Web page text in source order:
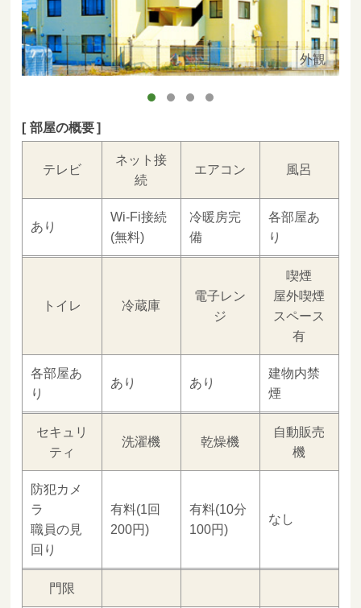
外観
部屋の概要
テレビ
ネット接
続
エアコン 風呂
あり
Wi-Fi接続
(無料)
冷暖房完
備
各部屋あ
り
トイレ 冷蔵庫
電子レン
ジ
喫煙
屋外喫煙
スペース
有
各部屋あ
り
あり あり
建物内禁
煙
セキュリ
ティ
洗濯機 乾燥機
自動販売
機
防犯カメ
ラ
職員の見
回り
有料(1回
200円)
有料(10分
100円)
なし
門限